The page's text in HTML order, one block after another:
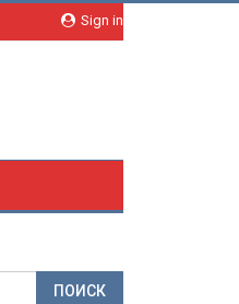
Sign in